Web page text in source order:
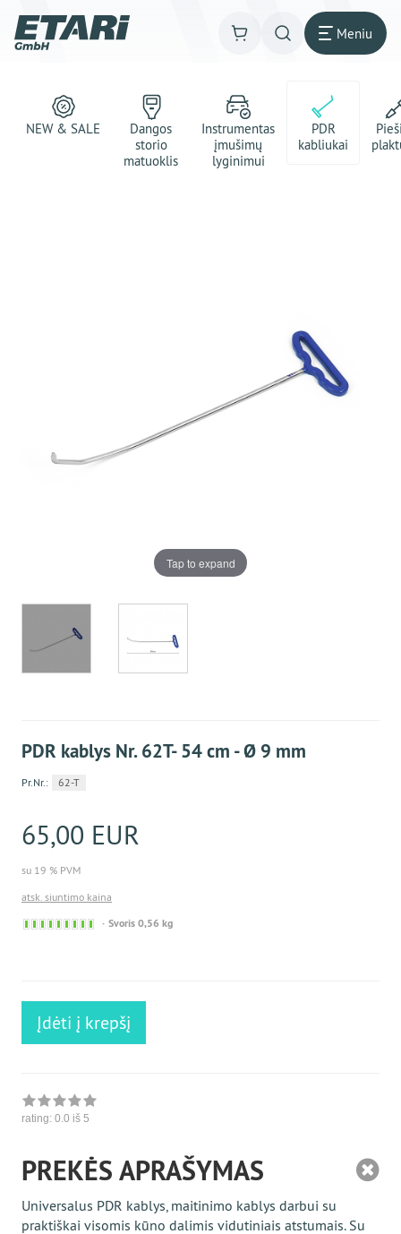
Meniu
NEW & SALE
Dangos
storio
matuoklis
Instrumentas
įmušimų
lyginimui
PDR
kabliukai
Tap to expand
PDR kablys Nr. 62T- 54 cm - Ø 9 mm
Pr.Nr.: 62-T
65,00 EUR
su 19 % PVM
atsk. siuntimo kaina
Sofort
Svoris 0,56 kg
Įdėti į krepšį
rating: 0.0 iš 5
PREKĖS APRAŠYMAS
Universalus PDR kablys, maitinimo kablys darbui su
praktiškai visomis kūno dalimis vidutiniais atstumais. Su